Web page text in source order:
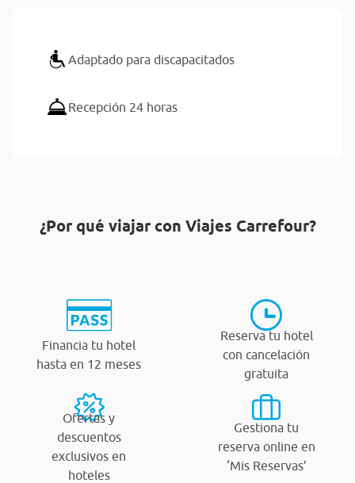
Adaptado para discapacitados
Recepción 24 horas
¿Por qué viajar con Viajes Carrefour?
Financia tu hotel
hasta en 12 meses
Reserva tu hotel
con cancelación
gratuita
Ofertas y
descuentos
exclusivos en
hoteles
Gestiona tu
reserva online en
‘Mis Reservas’